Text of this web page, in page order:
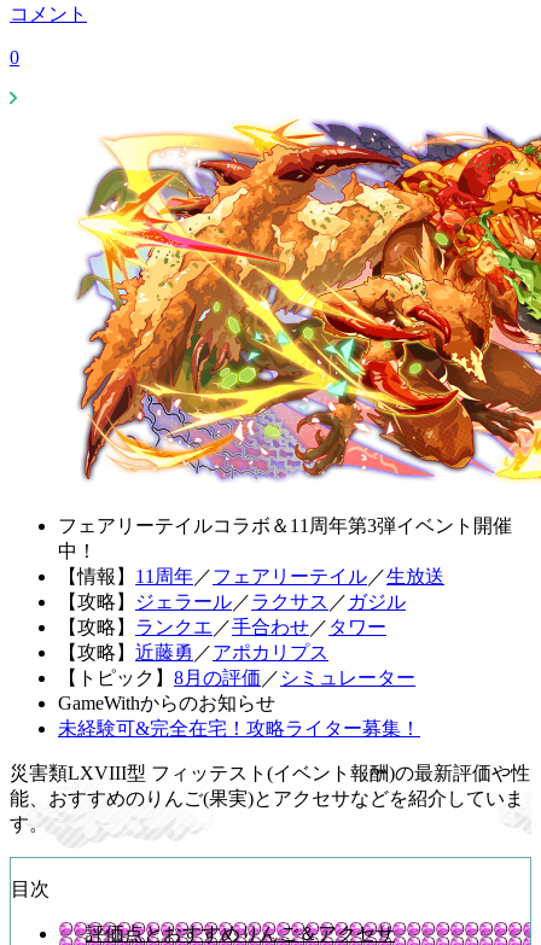
コメント
0
フェアリーテイルコラボ＆11周年第3弾イベント開催
中！
【情報】 11周年／フェアリーテイル／生放送
【攻略】
ジェラール／ラクサス ／ ガジル
【攻略】 ランクエ ／手合わせ／ タワー
【攻略】 近藤勇 ／アポカリプス
【トピック】 8月の評価 ／ シミュレーター
GameWithからのお知らせ
未経験可&完全在宅！攻略ライター募集！
災害類LXVIII型 フィッテスト(イベント報酬)の最新評価や性
能、おすすめのりんご(果実)とアクセサなどを紹介していま
す。
目次
評価点とおすすめりんご＆アクセサ